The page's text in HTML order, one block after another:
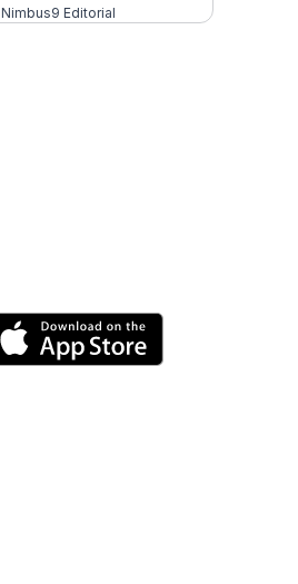
Nimbus9 Editorial